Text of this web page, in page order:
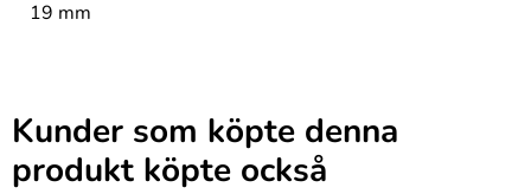
19 mm
Kunder som köpte denna
produkt köpte också